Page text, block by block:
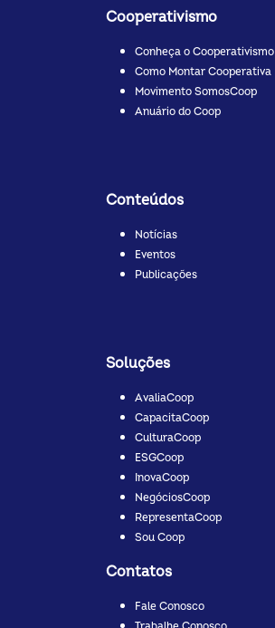
Cooperativismo
Conheça o Cooperativismo
Como Montar Cooperativa
Movimento SomosCoop
Anuário do Coop
Conteúdos
Notícias
Eventos
Publicações
Soluções
AvaliaCoop
CapacitaCoop
CulturaCoop
ESGCoop
InovaCoop
NegóciosCoop
RepresentaCoop
Sou Coop
Contatos
Fale Conosco